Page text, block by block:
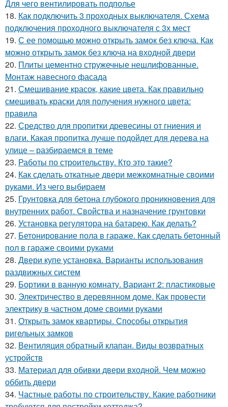
Для чего вентилировать подполье
18. Как подключить 3 проходных выключателя. Схема
подключения проходного выключателя с 3х мест
19. С ее помощью можно открыть замок без ключа. Как
можно открыть замок без ключа на входной двери
20. Плиты цементно стружечные нешлифованные.
Монтаж навесного фасада
21. Смешивание красок, какие цвета. Как правильно
смешивать краски для получения нужного цвета:
правила
22. Средство для пропитки древесины от гниения и
влаги. Какая пропитка лучше подойдет для дерева на
улице – разбираемся в теме
23. Работы по строительству. Кто это такие?
24. Как сделать откатные двери межкомнатные своими
руками. Из чего выбираем
25. Грунтовка для бетона глубокого проникновения для
внутренних работ. Свойства и назначение грунтовки
26. Установка регулятора на батарею. Как делать?
27. Бетонирование пола в гараже. Как сделать бетонный
пол в гараже своими руками
28. Двери купе установка. Варианты использования
раздвижных систем
29. Бортики в ванную комнату. Вариант 2: пластиковые
30. Электричество в деревянном доме. Как провести
электрику в частном доме своими руками
31. Открыть замок квартиры. Способы открытия
ригельных замков
32. Вентиляция обратный клапан. Виды возвратных
устройств
33. Материал для обивки двери входной. Чем можно
оббить двери
34. Частные работы по строительству. Какие работники